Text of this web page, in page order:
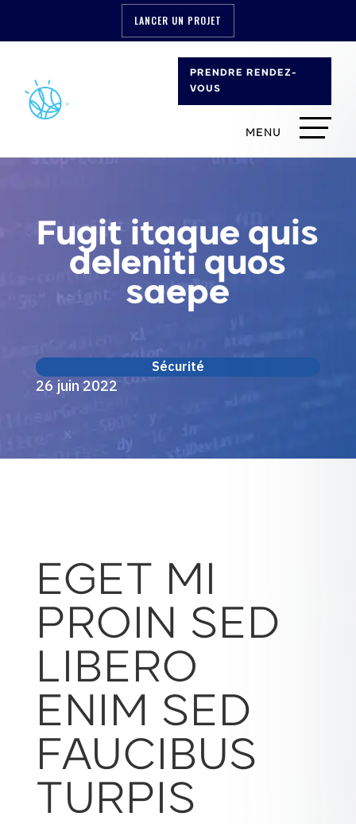
LANCER UN PROJET
PRENDRE RENDEZ-
VOUS
Fugit itaque quis
deleniti quos
saepe
Sécurité
26 juin 2022
EGET MI
PROIN SED
LIBERO
ENIM SED
FAUCIBUS
TURPIS